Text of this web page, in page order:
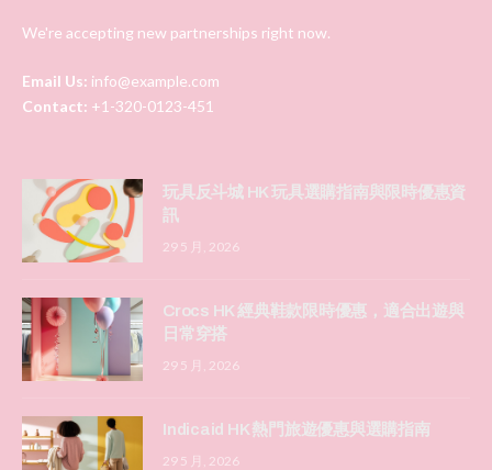
We're accepting new partnerships right now.
Email Us: info@example.com
Contact: +1-320-0123-451
玩具反斗城 HK 玩具選購指南與限時優惠資
訊
29 5 月, 2026
Crocs HK 經典鞋款限時優惠，適合出遊與
日常穿搭
29 5 月, 2026
Indicaid HK 熱門旅遊優惠與選購指南
29 5 月, 2026